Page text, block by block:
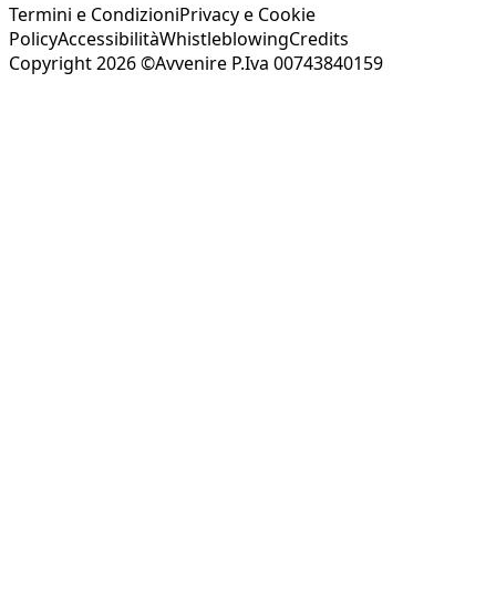
Termini e CondizioniPrivacy e Cookie
PolicyAccessibilitàWhistleblowingCredits
Copyright 2026 ©Avvenire P.Iva 00743840159